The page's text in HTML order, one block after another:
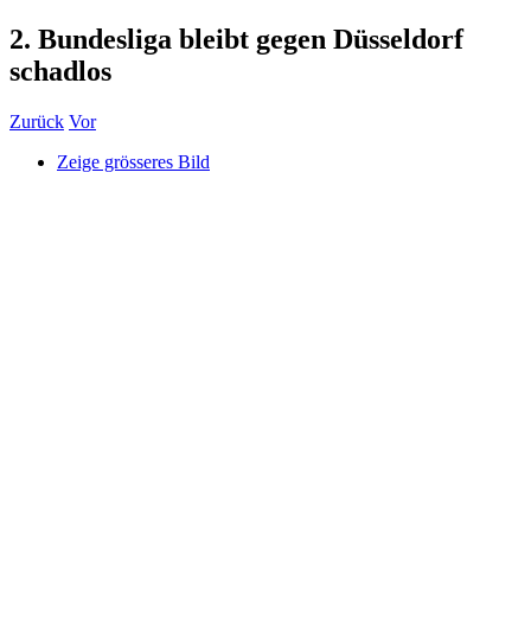
2. Bundesliga bleibt gegen Düsseldorf
schadlos
Zurück Vor
Zeige grösseres Bild